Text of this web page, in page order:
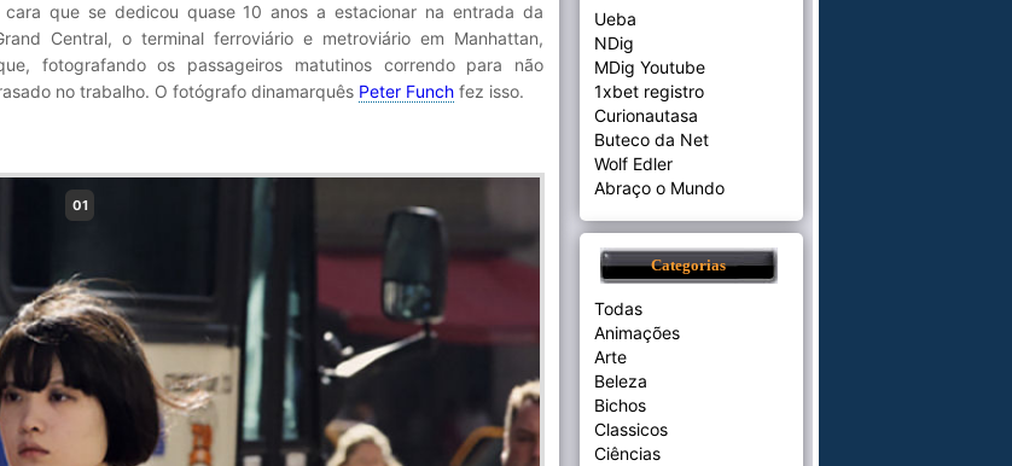
cara que se dedicou quase 10 anos a estacionar na entrada da
Central, o terminal ferroviário e metroviário em Manhattan,
fotografando os passageiros matutinos correndo para não
no trabalho. O fotógrafo dinamarquês Peter Funch fez isso.
01
Ueba
NDig
MDig Youtube
1xbet registro
Curionautasa
Buteco da Net
Wolf Edler
Abraço o Mundo
Categorias
Todas
Animações
Arte
Beleza
Bichos
Classicos
Ciências